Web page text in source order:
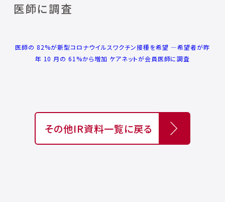
医師に調査
医師の 82%が新型コロナウイルスワクチン接種を希望 ―希望者が昨
年 10 月の 61%から増加 ケアネットが会員医師に調査
その他IR資料一覧に戻る